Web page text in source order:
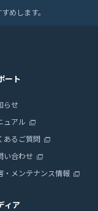
めします。
ート
らせ
ュアル
あるご質問
い合わせ
・メンテナンス情報
ィア